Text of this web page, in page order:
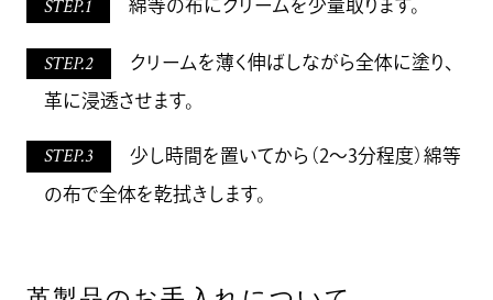
STEP.1 綿等の布にクリームを少量取ります。
STEP.2 クリームを薄く伸ばしながら全体に塗り、
革に浸透させます。
STEP.3 少し時間を置いてから（2～3分程度）綿等
の布で全体を乾拭きします。